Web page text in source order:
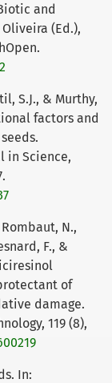
and
(Ed.),
S.J., & Murthy,
factors and
in Science,
N.,
F., &
of
damage.
119 (8),
In: